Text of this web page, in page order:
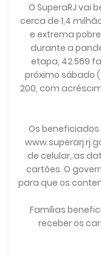
O SuperaRJ vai
cerca de 1,4
e extrema
durante a
etapa, 42.569
próximo sábado
200, com
Os
de celular, as
cartões. O
para que os
Famílias
receber os